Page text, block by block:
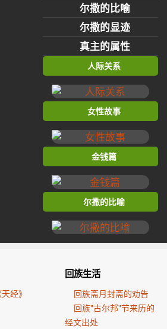
尔撒的比喻
尔撒的显迹
真主的属性
人际关系
女性故事
金钱篇
尔撒的比喻
经》
回族生活
回族斋月封斋的劝告
回族"古尔邦"节来历的
经文出处